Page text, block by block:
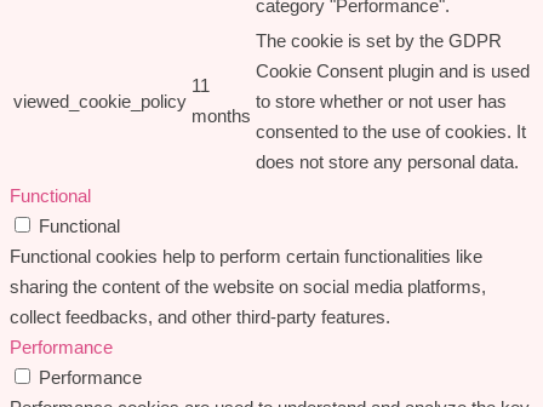
category "Performance".
viewed_cookie_policy
11
months
The cookie is set by the GDPR
Cookie Consent plugin and is used
to store whether or not user has
consented to the use of cookies. It
does not store any personal data.
Functional
Functional
Functional cookies help to perform certain functionalities like
sharing the content of the website on social media platforms,
collect feedbacks, and other third-party features.
Performance
Performance